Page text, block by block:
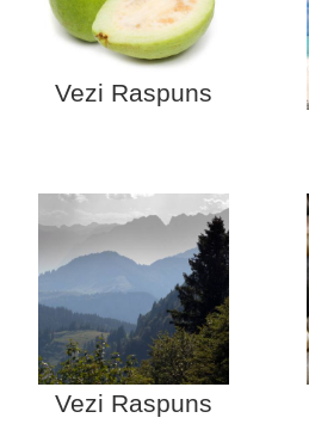
Vezi Raspuns
Vezi Raspuns